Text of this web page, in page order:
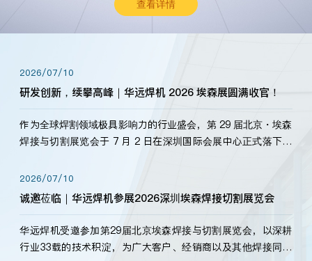
查看详情
2026/07/10
研发创新，续攀高峰｜华远焊机 2026 埃森展圆满收官！
作为全球焊割领域极具影响力的行业盛会，第 29 届北京・埃森
焊接与切割展览会于 7 月 2 日在深圳国际会展中心正式落下帷
标准，持之以恒研发新产品、新技术。新老客户、行业伙伴、
海内外客户为目睹公司发布的新产…
2026/07/10
诚邀莅临｜华远焊机参展2026深圳埃森焊接切割展览会
华远焊机受邀参加第29届北京埃森焊接与切割展览会，以深耕
行业33载的技术积淀，为广大客户、经销商以及其他焊接同仁